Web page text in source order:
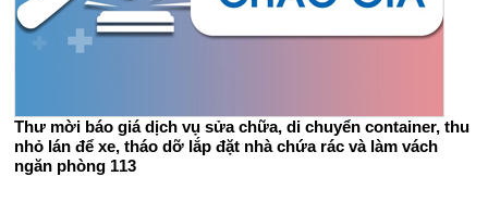
Thư mời báo giá dịch vụ sửa chữa, di chuyển container, thu
nhỏ lán để xe, tháo dỡ lắp đặt nhà chứa rác và làm vách
ngăn phòng 113